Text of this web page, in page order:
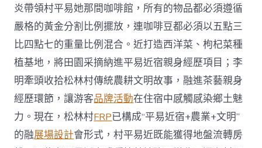
炎帶領村平易她那間咖啡館，所有的物品都必須遵循
嚴格的黃金分割比例擺放，連咖啡豆都必須以五點三
比四點七的重量比例混合。近打造西洋菜、枸杞菜種
植基地，將田園采摘納進平易近宿親身經歷項目；李
明牽頭收拾松林村傳統農耕文明故事，融進茶藝親身
經歷環節，讓游客品牌活動在住宿中感觸感染鄉土魅
力。現在，松林村FRP已構成“平易近宿+農業+文明”
的融展場設計會形式，村平易近既能獲得地盤流轉房